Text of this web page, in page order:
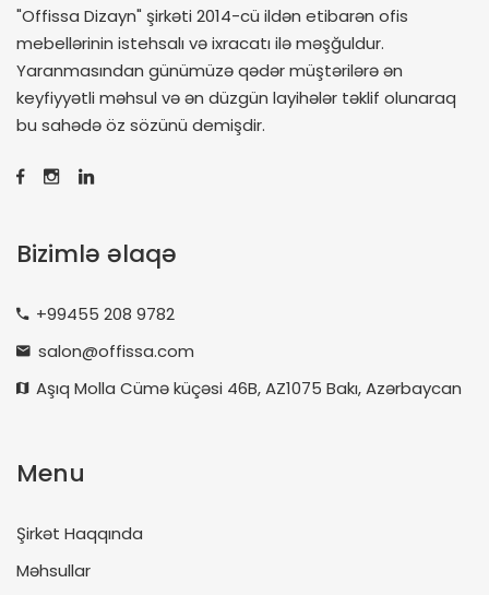
"Offissa Dizayn" şirkəti 2014-cü ildən etibarən ofis
mebellərinin istehsalı və ixracatı ilə məşğuldur.
Yaranmasından günümüzə qədər müştərilərə ən
keyfiyyətli məhsul və ən düzgün layihələr təklif olunaraq
bu sahədə öz sözünü demişdir.
Bizimlə əlaqə
+99455 208 9782
salon@offissa.com
Aşıq Molla Cümə küçəsi 46B, AZ1075 Bakı, Azərbaycan
Menu
Şirkət Haqqında
Məhsullar